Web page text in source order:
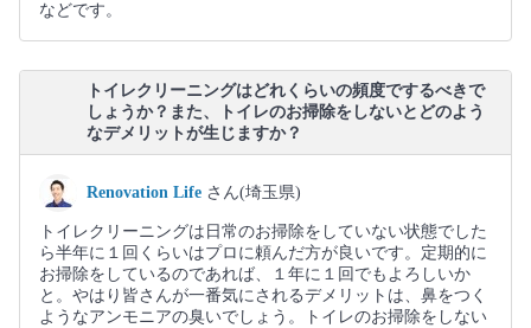
などです。
トイレクリーニングはどれくらいの頻度でするべきで
しょうか？また、トイレのお掃除をしないとどのよう
なデメリットが生じますか？
Renovation Life さん(埼玉県)
トイレクリーニングは日常のお掃除をしていない状態でした
ら半年に１回くらいはプロに頼んだ方が良いです。定期的に
お掃除をしているのであれば、１年に１回でもよろしいか
と。やはり皆さんが一番気にされるデメリットは、鼻をつく
ようなアンモニアの臭いでしょう。トイレのお掃除をしない